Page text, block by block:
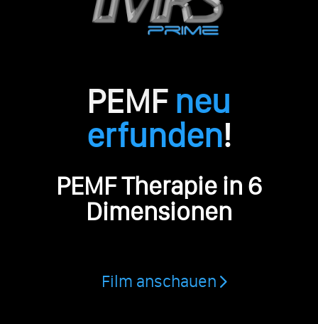
PEMF neu
erfunden!
PEMF Therapie in 6
Dimensionen
Film anschauen